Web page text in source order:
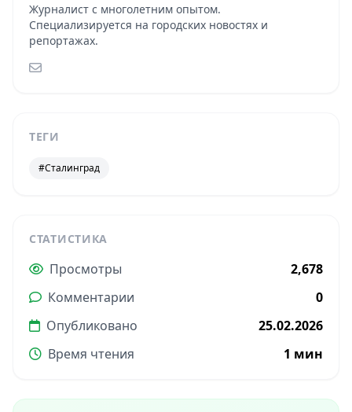
Журналист с многолетним опытом.
Специализируется на городских новостях и
репортажах.
ТЕГИ
#Сталинград
СТАТИСТИКА
Просмотры
2,678
Комментарии
0
Опубликовано
25.02.2026
Время чтения
1 мин